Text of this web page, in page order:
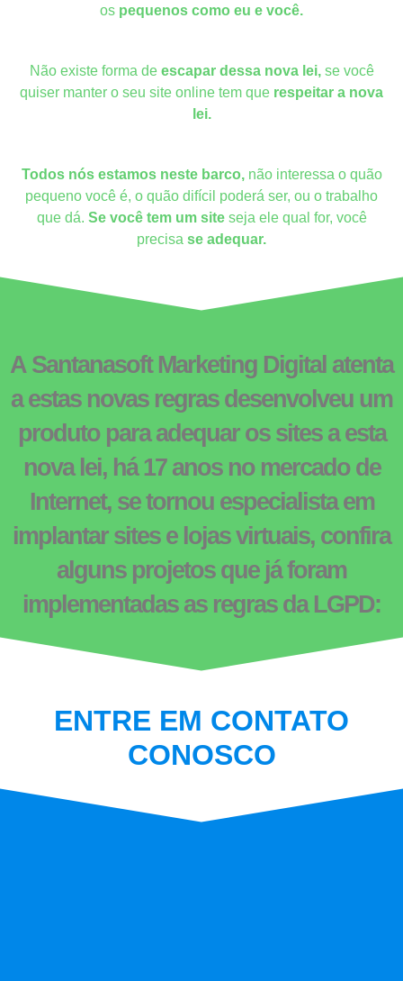
os pequenos como eu e você.
Não existe forma de escapar dessa nova lei,se você
quiser manter o seu site online tem que respeitar a nova
lei.
Todos nós estamos neste barco,não interessa o quão
pequeno você é, o quão difícil poderá ser, ou o trabalho
que dá. Se você tem um siteseja ele qual for, você
precisa se adequar.
A Santanasoft Marketing Digital atenta
a estas novas regras desenvolveu um
produto para adequar os sites a esta
nova lei, há 17 anos no mercado de
Internet, se tornou especialista em
implantar sites e lojas virtuais, confira
alguns projetos que já foram
implementadas as regras da LGPD:
ENTRE EM CONTATO
CONOSCO